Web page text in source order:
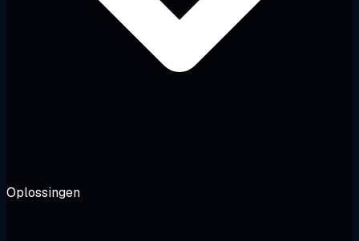
Oplossingen